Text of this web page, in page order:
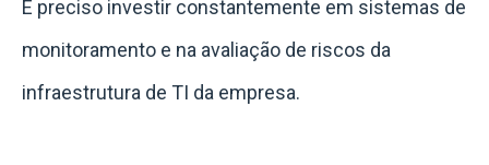
É preciso investir constantemente em sistemas de
monitoramento e na avaliação de riscos da
infraestrutura de TI da empresa.